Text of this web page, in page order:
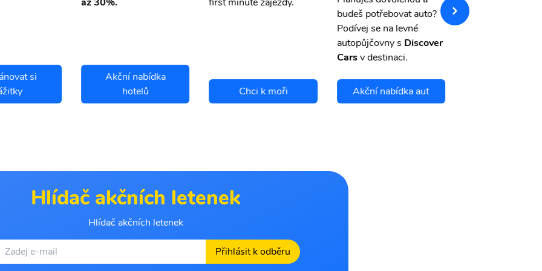
si
Akční nabídka
hotelů
Chci k moři
budeš potřebovat auto?
Podívej se na levné
autopůjčovny s Discover
Carsv destinaci.
Akční nabídka aut
storno.
Hlídač akčních letenek
Hlídač akčních letenek
Přihlásit k odběru